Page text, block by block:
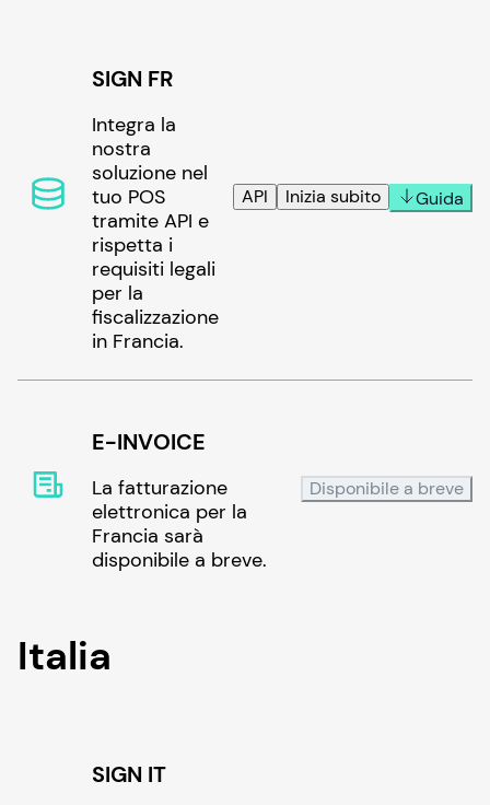
SIGN FR
Integra la
nostra
soluzione nel
tuo POS
tramite API e
rispetta i
requisiti legali
per la
fiscalizzazione
in Francia.
API Inizia subito Guida
E-INVOICE
La fatturazione
elettronica per la
Francia sarà
disponibile a breve.
Disponibile a breve
Italia
SIGN IT